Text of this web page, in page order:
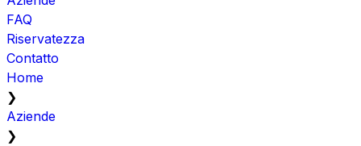
FAQ
Riservatezza
Contatto
Home
❯
Aziende
❯